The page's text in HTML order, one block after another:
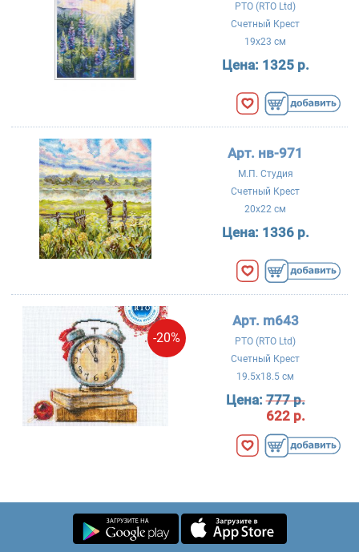
РТО (RTO Ltd)
Счетный Крест
19x23 см
Цена: 1325 р.
Арт. нв-971
М.П. Студия
Счетный Крест
20x22 см
Цена: 1336 р.
-20%
Арт. m643
РТО (RTO Ltd)
Счетный Крест
19.5x18.5 см
Цена:777 р.
622 р.